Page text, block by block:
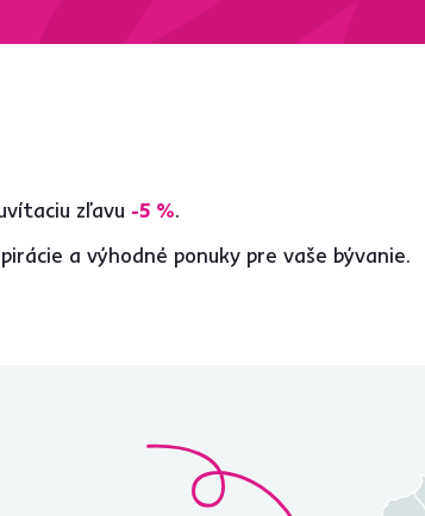
zľavu -5 %.
a výhodné ponuky pre vaše bývanie.